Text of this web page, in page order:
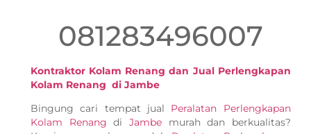
081283496007
Kontraktor Kolam Renang dan Jual Perlengkapan
Kolam Renang di Jambe
Bingung cari tempat jual Peralatan Perlengkapan
Kolam Renangdi Jambemurah dan berkualitas?